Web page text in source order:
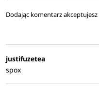
Dodając komentarz akceptujesz
justifuzetea
spox